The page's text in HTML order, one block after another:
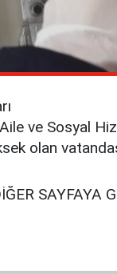
ve Sosyal
olan
SAYFAYA